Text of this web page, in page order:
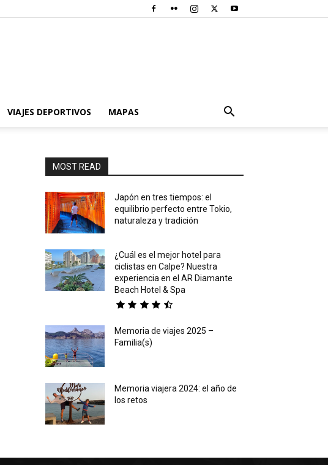
VIAJES DEPORTIVOS MAPAS
MOST READ
Japón en tres tiempos: el
equilibrio perfecto entre Tokio,
naturaleza y tradición
¿Cuál es el mejor hotel para
ciclistas en Calpe? Nuestra
experiencia en el AR Diamante
Beach Hotel & Spa
Memoria de viajes 2025 –
Familia(s)
Memoria viajera 2024: el año de
los retos